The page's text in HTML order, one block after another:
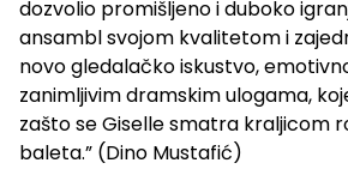
dozvolio promišljeno i duboko
ansambl svojom kvalitetom i
novo gledalačko iskustvo,
zanimljivim dramskim ulogama,
zašto se Giselle smatra kraljicom
baleta.” (Dino Mustafić)